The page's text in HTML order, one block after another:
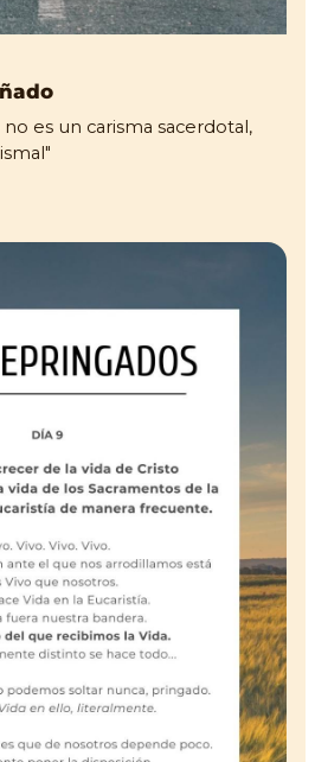
es un carisma sacerdotal,